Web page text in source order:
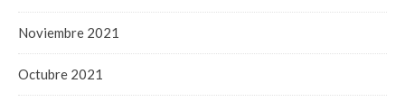
Noviembre 2021
Octubre 2021